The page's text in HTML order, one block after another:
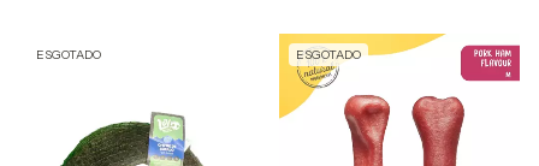
ESGOTADO ESGOTADO